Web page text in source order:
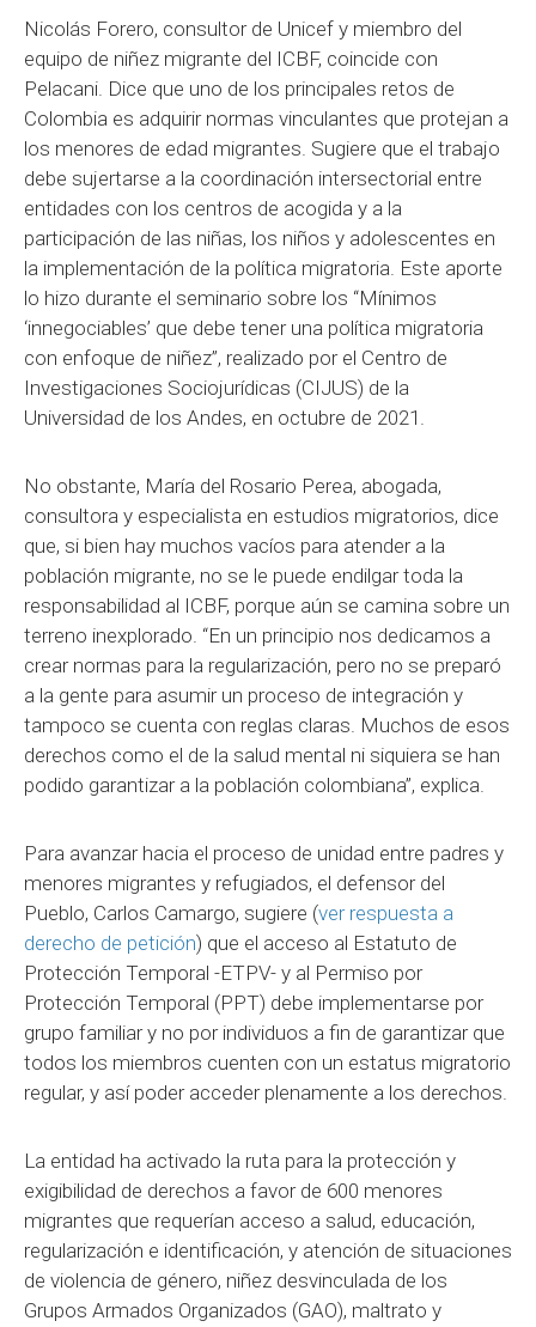
Nicolás Forero, consultor de Unicef y miembro del
equipo de niñez migrante del ICBF, coincide con
Pelacani. Dice que uno de los principales retos de
Colombia es adquirir normas vinculantes que protejan a
los menores de edad migrantes. Sugiere que el trabajo
debe sujertarse a la coordinación intersectorial entre
entidades con los centros de acogida y a la
participación de las niñas, los niños y adolescentes en
la implementación de la política migratoria. Este aporte
lo hizo durante el seminario sobre los “Mínimos
‘innegociables’ que debe tener una política migratoria
con enfoque de niñez”, realizado por el Centro de
Investigaciones Sociojurídicas (CIJUS) de la
Universidad de los Andes, en octubre de 2021.
No obstante, María del Rosario Perea, abogada,
consultora y especialista en estudios migratorios, dice
que, si bien hay muchos vacíos para atender a la
población migrante, no se le puede endilgar toda la
responsabilidad al ICBF, porque aún se camina sobre un
terreno inexplorado. “En un principio nos dedicamos a
crear normas para la regularización, pero no se preparó
a la gente para asumir un proceso de integración y
tampoco se cuenta con reglas claras. Muchos de esos
derechos como el de la salud mental ni siquiera se han
podido garantizar a la población colombiana”, explica.
Para avanzar hacia el proceso de unidad entre padres y
menores migrantes y refugiados, el defensor del
Pueblo, Carlos Camargo, sugiere (ver respuesta a
derecho de petición) que el acceso al Estatuto de
Protección Temporal -ETPV- y al Permiso por
Protección Temporal (PPT) debe implementarse por
grupo familiar y no por individuos a fin de garantizar que
todos los miembros cuenten con un estatus migratorio
regular, y así poder acceder plenamente a los derechos.
La entidad ha activado la ruta para la protección y
exigibilidad de derechos a favor de 600 menores
migrantes que requerían acceso a salud, educación,
regularización e identificación, y atención de situaciones
de violencia de género, niñez desvinculada de los
Grupos Armados Organizados (GAO), maltrato y